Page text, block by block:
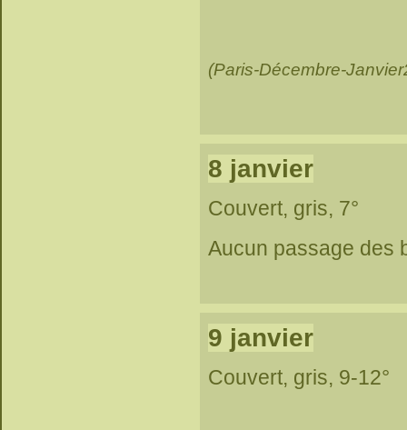
(Paris-Décembre-
8 janvier
Couvert, gris, 7°
Aucun passage des
9 janvier
Couvert, gris, 9-12°